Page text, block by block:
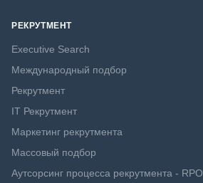
РЕКРУТМЕНТ
Executive Search
Международный подбор
Рекрутмент
IT Рекрутмент
Маркетинг рекрутмента
Массовый подбор
Аутсорсинг процесса рекрутмента - RPO